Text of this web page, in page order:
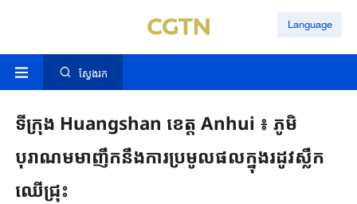
Language
ស្វែងរក
ទីក្រុង Huangshan ខេត្ត Anhui ៖ ភូមិ
បុរាណ​មមាញឹកនឹងការ​ប្រមូលផលក្នុងរដូវស្លឹក
ឈើជ្រុះ​